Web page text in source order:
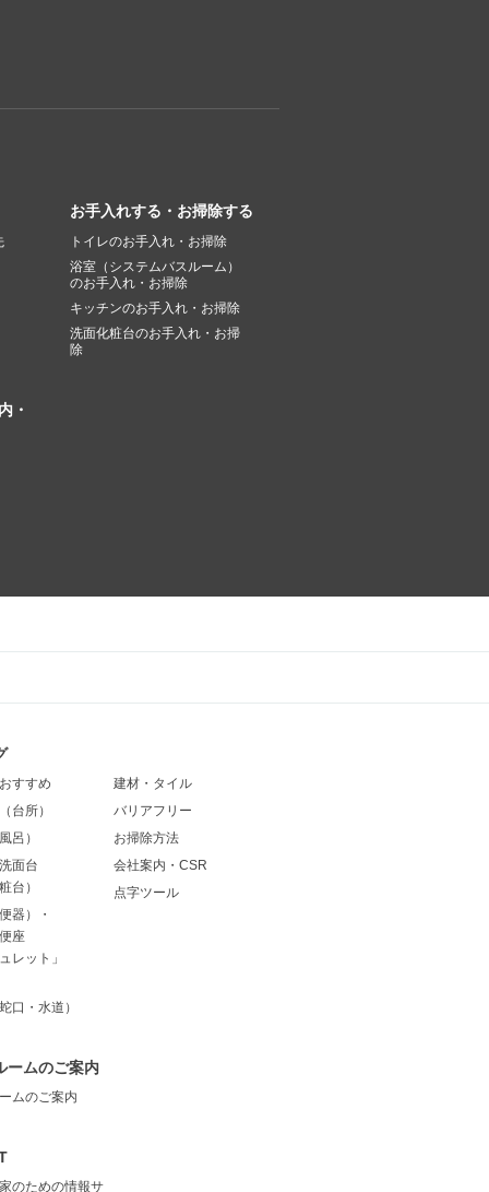
お手入れする・お掃除する
トイレのお手入れ・お掃除
浴室（システムバスルーム）
のお手入れ・お掃除
キッチンのお手入れ・お掃除
洗面化粧台のお手入れ・お掃
除
・
すすめ
台所）
呂）
面台
台）
器）・
座
レット」
口・水道）
建材・タイル
バリアフリー
お掃除方法
会社案内・CSR
点字ツール
ームのご案内
ムのご案内
のための情報サ